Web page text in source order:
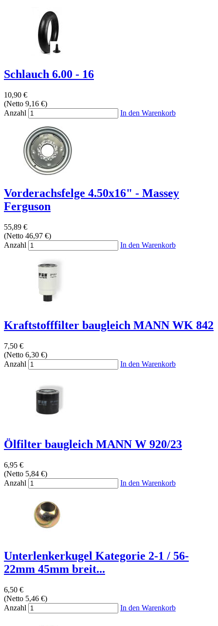
Schlauch 6.00 - 16
10,90 €
(Netto 9,16 €)
Anzahl
In den Warenkorb
Vorderachsfelge 4.50x16" - Massey
Ferguson
55,89 €
(Netto 46,97 €)
Anzahl
In den Warenkorb
Kraftstofffilter baugleich MANN WK 842
7,50 €
(Netto 6,30 €)
Anzahl
In den Warenkorb
Ölfilter baugleich MANN W 920/23
6,95 €
(Netto 5,84 €)
Anzahl
In den Warenkorb
Unterlenkerkugel Kategorie 2-1 / 56-
22mm 45mm breit...
6,50 €
(Netto 5,46 €)
Anzahl
In den Warenkorb